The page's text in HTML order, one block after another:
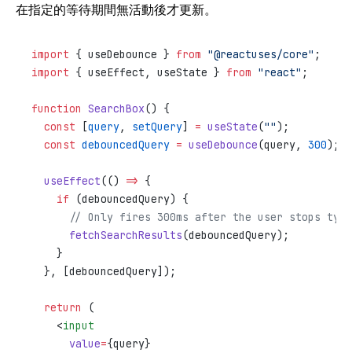
在指定的等待期間無活動後才更新。
import { useDebounce } from "@reactuses/core" ;
import { useEffect, useState } from "react" ;
function SearchBox() {
  const
[query, setQuery] = useState("");
  const
debouncedQuery = useDebounce(query, 300);
  useEffect
(() => {
    if
(debouncedQuery) {
// Only fires 300ms after the user stops
      fetchSearchResults
(debouncedQuery);
    }
  }, [debouncedQuery]);
  return
(
    <
input
      value
={query}